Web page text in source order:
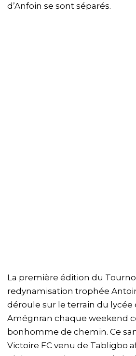
d’Anfoin se sont séparés.
La première édition du
redynamisation trophée
déroule sur le terrain du lycée
Amégnran chaque weekend
bonhomme de chemin. Ce
Victoire FC venu de Tabligbo